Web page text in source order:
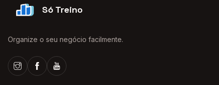
Só Treino
Organize o seu negócio facilmente.